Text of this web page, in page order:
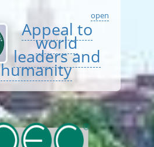
open
Appeal to
world
leaders and
humanity